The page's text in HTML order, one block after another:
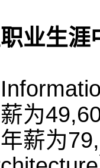
业生
为
薪为